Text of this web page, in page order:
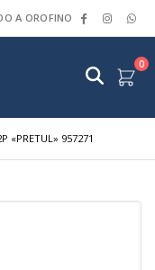
A OROFINO
0
«PRETUL» 957271